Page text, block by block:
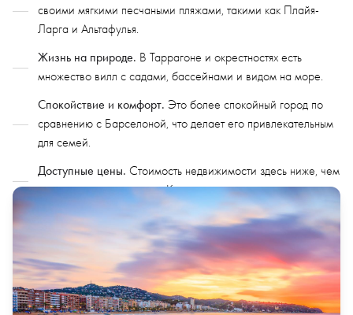
своими мягкими песчаными пляжами, такими как Плайя-
Ларга и Альтафулья.
Жизнь на природе. В Таррагоне и окрестностях есть
множество вилл с садами, бассейнами и видом на море.
Спокойствие и комфорт. Это более спокойный город по
сравнению с Барселоной, что делает его привлекательным
для семей.
Доступные цены. Стоимость недвижимости здесь ниже, чем
в других крупных городах Каталонии.